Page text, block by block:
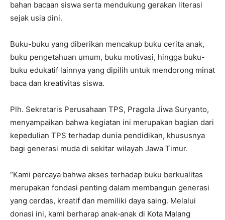
bahan bacaan siswa serta mendukung gerakan literasi
sejak usia dini.
Buku-buku yang diberikan mencakup buku cerita anak,
buku pengetahuan umum, buku motivasi, hingga buku-
buku edukatif lainnya yang dipilih untuk mendorong minat
baca dan kreativitas siswa.
Plh. Sekretaris Perusahaan TPS, Pragola Jiwa Suryanto,
menyampaikan bahwa kegiatan ini merupakan bagian dari
kepedulian TPS terhadap dunia pendidikan, khususnya
bagi generasi muda di sekitar wilayah Jawa Timur.
“Kami percaya bahwa akses terhadap buku berkualitas
merupakan fondasi penting dalam membangun generasi
yang cerdas, kreatif dan memiliki daya saing. Melalui
donasi ini, kami berharap anak‑anak di Kota Malang